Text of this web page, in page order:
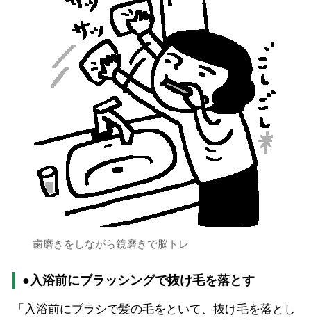
歯磨きをしながら鏡磨きで脳トレ
●入浴前にブラッシングで抜け毛を落とす
「入浴前にブラシで髪の毛をといて、抜け毛を落とし